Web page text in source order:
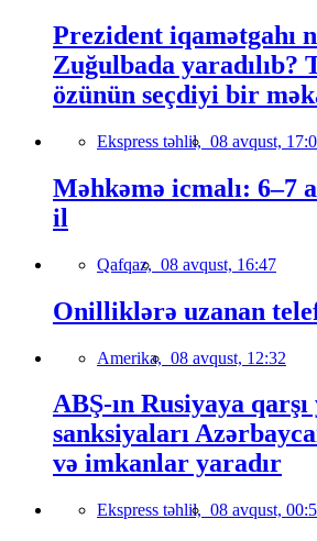
Prezident iqamətgahı
Zuğulbada yaradılıb?
özünün seçdiyi bir
Ekspress təhlil, 08 avqust,
Məhkəmə icmalı: 6–7
il
Qafqaz, 08 avqust, 16:47
Onilliklərə uzanan
Amerika, 08 avqust, 12:32
ABŞ-ın Rusiyaya qarşı
sanksiyaları
və imkanlar yaradır
Ekspress təhlil, 08 avqust,